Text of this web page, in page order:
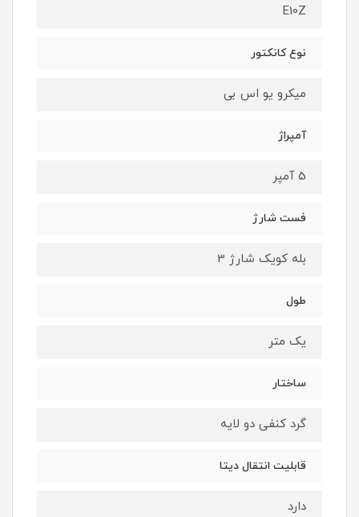
E10Z
نوع کانکتور
میکرو یو اس بی
آمپراژ
5 آمپر
فست شارژ
بله کویک شارژ 3
طول
یک متر
ساختار
گرد کنفی دو لایه
قابلیت انتقال دیتا
دارد